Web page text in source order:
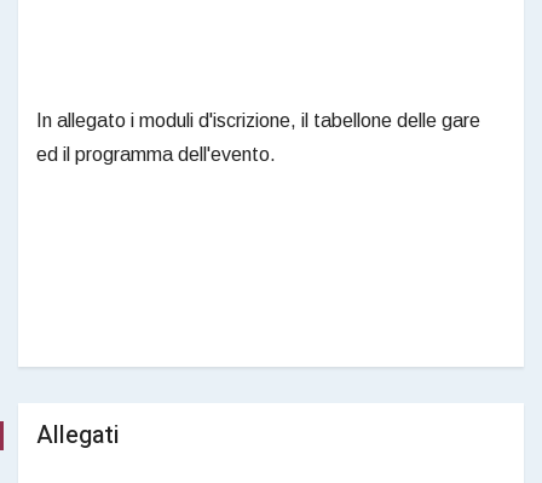
In allegato i moduli d'iscrizione, il tabellone delle gare
ed il programma dell'evento.
Allegati